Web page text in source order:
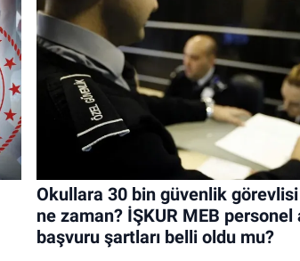
Okullara 30 bin güvenlik görevlisi
ne zaman? İŞKUR MEB personel
başvuru şartları belli oldu mu?